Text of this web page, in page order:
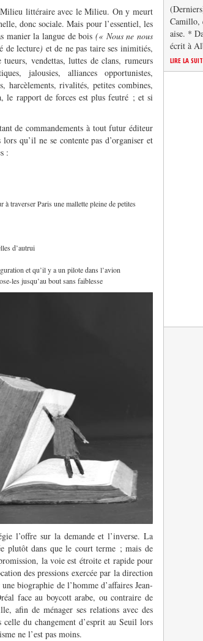
Milieu littéraire avec le Milieu. On y meurt
donc sociale. Mais pour l’essentiel, les
manier la langue de bois (« Nous ne nous
de lecture) et de ne pas taire ses inimitiés,
vendettas, luttes de clans, rumeurs
jalousies, alliances opportunistes,
harcèlements, rivalités, petites combines,
le rapport de forces est plus feutré ; et si
de commandements à tout futur éditeur
qu’il ne se contente pas d’organiser et
:
à traverser Paris une mallette pleine de petites
d’autrui
et qu’il y a un pilote dans l’avion
les jusqu’au bout sans faiblesse
l’offre sur la demande et l’inverse. La
plutôt dans que le court terme ; mais de
la voie est étroite et rapide pour
des pressions exercée par la direction
biographie de l’homme d’affaires Jean-
face au boycott arabe, ou contraire de
afin de ménager ses relations avec des
du changement d’esprit au Seuil lors
ne l’est pas moins.
Camillo,
aise. *
écrit à
LIRE LA